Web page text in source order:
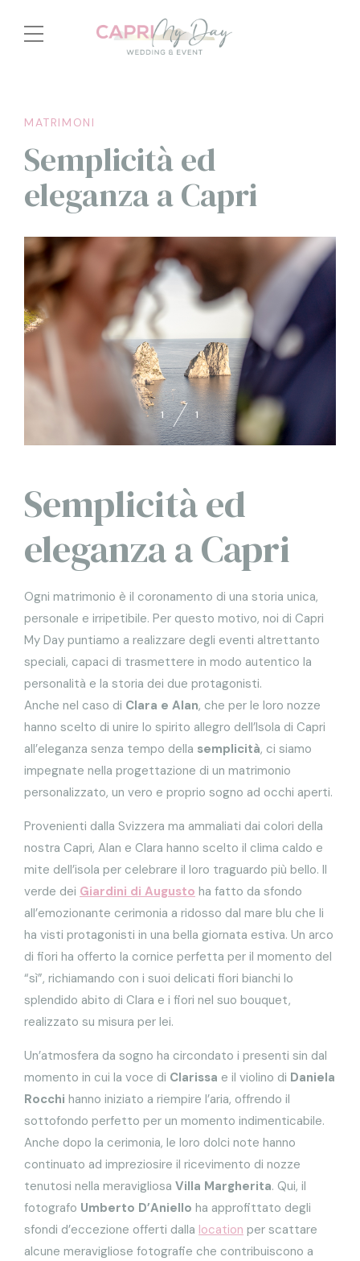
MATRIMONI
Semplicità ed
eleganza a Capri
1 1
Semplicità ed
eleganza a Capri
Ogni matrimonio è il coronamento di una storia unica,
personale e irripetibile. Per questo motivo, noi di Capri
My Day puntiamo a realizzare degli eventi altrettanto
speciali, capaci di trasmettere in modo autentico la
personalità e la storia dei due protagonisti.
Anche nel caso di Clara e Alan, che per le loro nozze
hanno scelto di unire lo spirito allegro dell’Isola di Capri
all’eleganza senza tempo della semplicità, ci siamo
impegnate nella progettazione di un matrimonio
personalizzato, un vero e proprio sogno ad occhi aperti.
Provenienti dalla Svizzera ma ammaliati dai colori della
nostra Capri, Alan e Clara hanno scelto il clima caldo e
mite dell’isola per celebrare il loro traguardo più bello. Il
verde dei Giardini di Augusto ha fatto da sfondo
all’emozionante cerimonia a ridosso dal mare blu che li
ha visti protagonisti in una bella giornata estiva. Un arco
di fiori ha offerto la cornice perfetta per il momento del
“sì”, richiamando con i suoi delicati fiori bianchi lo
splendido abito di Clara e i fiori nel suo bouquet,
realizzato su misura per lei.
Un’atmosfera da sogno ha circondato i presenti sin dal
momento in cui la voce di Clarissa e il violino di Daniela
Rocchi hanno iniziato a riempire l’aria, offrendo il
sottofondo perfetto per un momento indimenticabile.
Anche dopo la cerimonia, le loro dolci note hanno
continuato ad impreziosire il ricevimento di nozze
tenutosi nella meravigliosa Villa Margherita. Qui, il
fotografo Umberto D’Aniello ha approfittato degli
sfondi d’eccezione offerti dalla location per scattare
alcune meravigliose fotografie che contribuiscono a